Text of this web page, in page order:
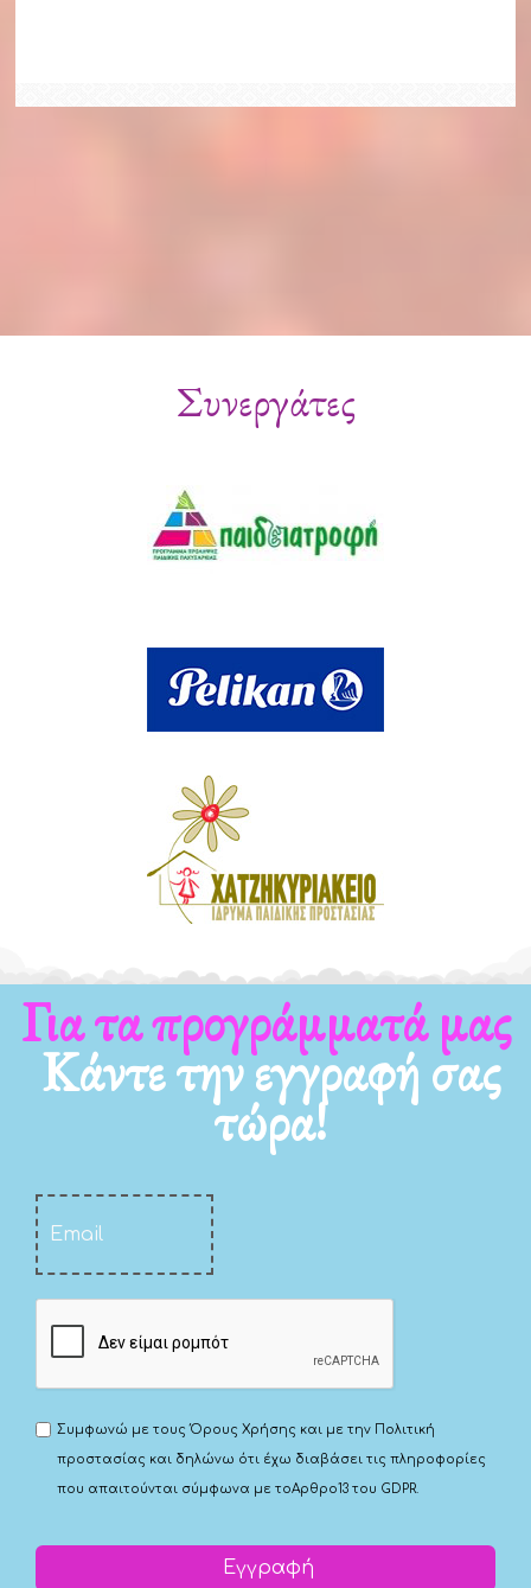
Συνεργάτες
Για τα νέα μας
Κάντε την εγγραφή σας
τώρα!
Συμφωνώ με τουςΌρους Χρήσης και με την Πολιτική
προστασίας και δηλώνω ότι έχω διαβάσει τις πληροφορίες
που απαιτούνται σύμφωνα με τοΑρθρο13 του GDPR.
Εγγραφή